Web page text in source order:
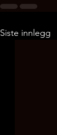
Siste innlegg